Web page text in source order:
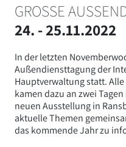
GROSSE
24. - 25.11.2022
In der letzten
Außendiensttagung der
Hauptverwaltung statt.
kamen dazu an zwei
neuen Ausstellung in
aktuelle Themen
das kommende Jahr zu